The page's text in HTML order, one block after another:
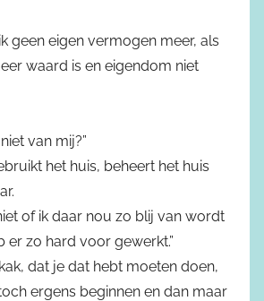
geen eigen vermogen meer, als
waard is en eigendom niet
van mij?”
het huis, beheert het huis
of ik daar nou zo blij van wordt
er zo hard voor gewerkt.”
dat je dat hebt moeten doen,
ergens beginnen en dan maar